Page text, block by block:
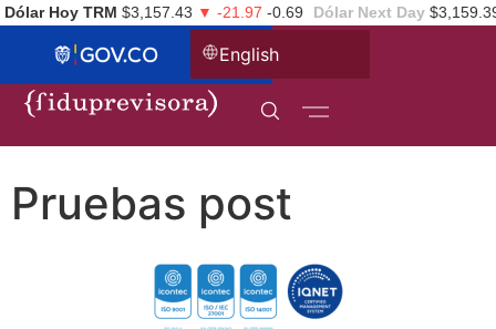
Dólar Hoy TRM $3,157.43 ▼ -21.97 -0.69 Dólar Next Day
English
Pruebas post